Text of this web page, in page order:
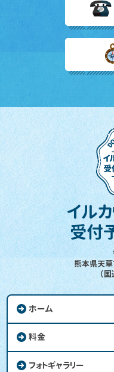
イル
受付
熊本県天
（
ホーム
料金
フォトギャラリー